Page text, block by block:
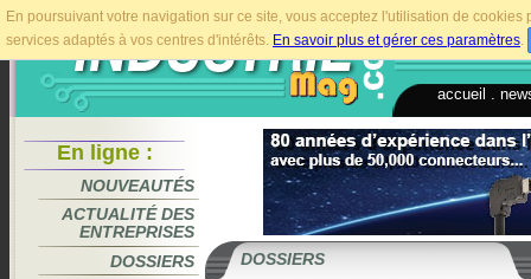
En poursuivant votre navigation sur ce site, vous acceptez l'utilisation de
services adaptés à vos centres d'intérêts. En savoir plus et gérer ces paramètres.
accueil
En ligne :
NOUVEAUTÉS
ACTUALITÉ DES
ENTREPRISES
DOSSIERS
DOSSIERS